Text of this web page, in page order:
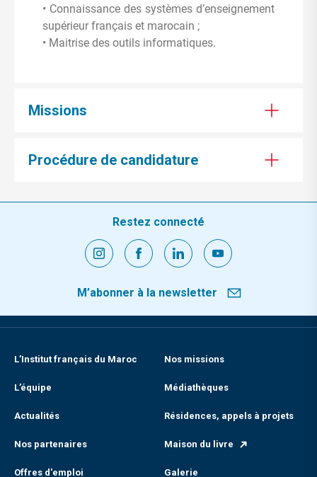
• Connaissance des systèmes d’enseignement
supérieur français et marocain ;
• Maitrise des outils informatiques.
Missions
Procédure de candidature
Restez connecté
M’abonner à la newsletter
L’Institut français du Maroc Nos missions
L’équipe Médiathèques
Actualités Résidences, appels à projets
Nos partenaires Maison du livre
Offres d'emploi Galerie